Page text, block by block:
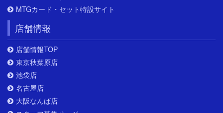
MTGカード・セット特設サイト
店舗情報
店舗情報TOP
東京秋葉原店
池袋店
名古屋店
大阪なんば店